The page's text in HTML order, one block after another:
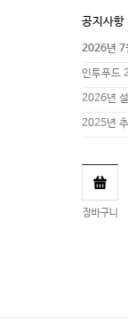
공지사항
2026년 7
인투푸드
2026년
2025년
장바구니